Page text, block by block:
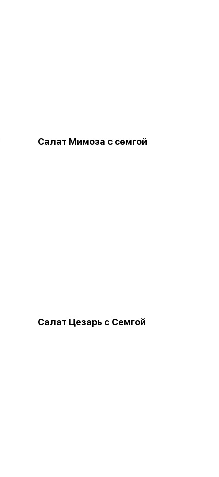
Салат Мимоза с семгой
Салат Цезарь с Семгой